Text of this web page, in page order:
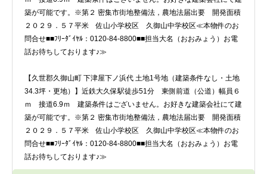
築が可能です。※第２ 密集市街地整備法，農地法届出要 開発面積
２０２９．５７平米 佐山小学校区 久御山中学校区≪本物件のお
問合せ■■ﾌﾘｰﾀﾞｲﾔﾙ：0120-84-8800■■担当大名（おおみょう）お電
話お待ちしております♪≫
【久世郡久御山町 下津屋下ノ浜代 土地1号地（建築条件なし・土地
34.3坪・更地）】近鉄大久保駅徒歩51分 東側前道（公道）幅員６
ｍ 接道6.9ｍ 建築条件はございません。お好きな建築会社にて建
築が可能です。※第２ 密集市街地整備法，農地法届出要 開発面積
２０２９．５７平米 佐山小学校区 久御山中学校区≪本物件のお
問合せ■■ﾌﾘｰﾀﾞｲﾔﾙ：0120-84-8800■■担当大名（おおみょう）お電
話お待ちしております♪≫